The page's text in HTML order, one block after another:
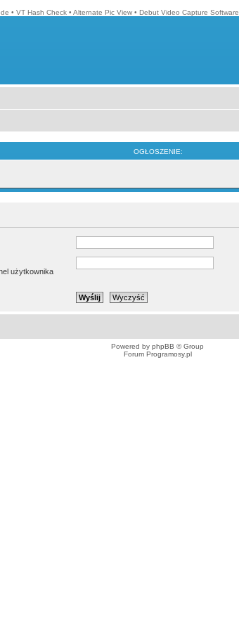
• VT Hash Check • Alternate Pic View • Debut Video Capture Software
OGŁOSZENIE:
użytkownika
Powered by phpBB © Group
Forum Programosy.pl